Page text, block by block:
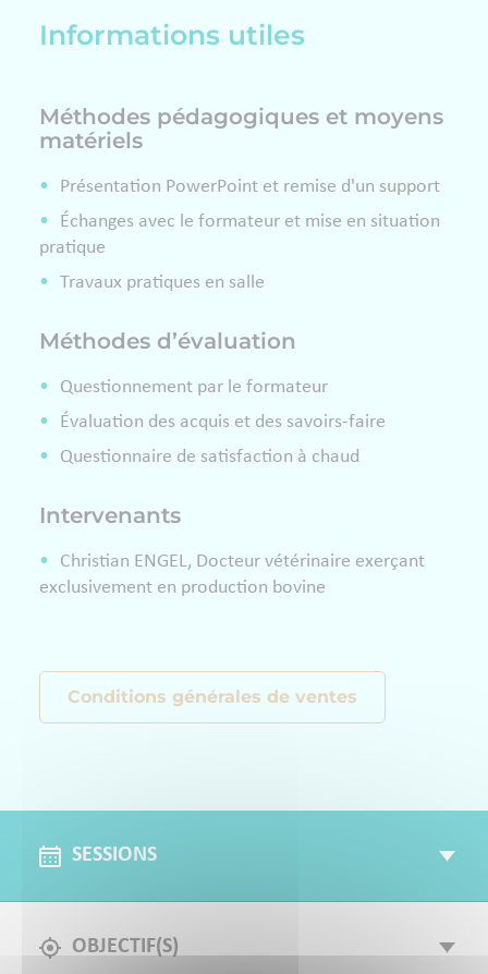
Informations utiles
Méthodes pédagogiques et moyens
matériels
Présentation PowerPoint et remise d'un support
Échanges avec le formateur et mise en situation
pratique
Travaux pratiques en salle
Méthodes d’évaluation
Questionnement par le formateur
Évaluation des acquis et des savoirs-faire
Questionnaire de satisfaction à chaud
Intervenants
Christian ENGEL, Docteur vétérinaire exerçant
exclusivement en production bovine
Conditions générales de ventes
SESSIONS
OBJECTIF(S)